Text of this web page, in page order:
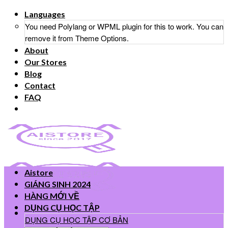
Skip
content
Languages
You need Polylang or WPML plugin for this to work. You can
remove it from Theme Options.
About
Our Stores
Blog
Contact
FAQ
Aistore
GIÁNG SINH 2024
HÀNG MỚI VỀ
DỤNG CỤ HỌC TẬP
DỤNG CỤ HỌC TẬP CƠ BẢN